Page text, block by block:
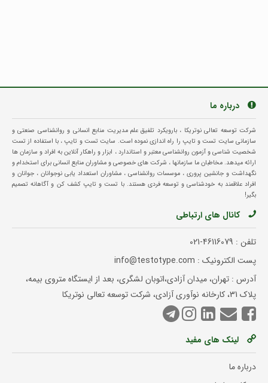
درباره ما
شرکت توسعه تعالی نوتریکا ، بارویکرد تلفیق علم مدیریت منابع انسانی و روانشناسی صنعتی و
سازمانی سایت تست و تایپ را راه اندازی نموده است. سایت تست و تایپ ، با استفاده از تست
شخصیت شناسی و آزمون روانشناسی معتبر و استاندارد ، ابزار و راهکار آنلاین به افراد و سازمان ها
ارائه میدهد. مخاطبان ما سازمانها ، شرکت های خصوصی و مشاوران منابع انسانی برای استخدام و
نگهداشت و جانشین پروری ، موسسات روانشناسی ، مشاوران استعداد یابی نوجوانان ، جوانان و
افراد علاقمند به خودشناسی و توسعه فردی هستند. با تست و تایپ کشف کن و آگاهانه تصمیم
بگیر!
کانال های ارتباطی
تلفن : 021-46116079
پست الکترونیک : info@testotype.com
آدرس : تهران، میدان آزادی،اتوبان لشگری، بعد از ایستگاه متروی بیمه،
پلاک 31، کارخانه نوآوری آزادی، شرکت توسعه تعالی نوتریکا
لینک های مفید
درباره ما